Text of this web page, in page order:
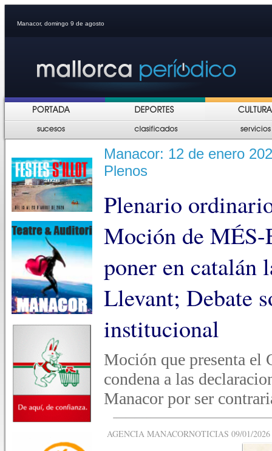
Manacor, domingo 9 de agosto
Manacor: 12 de enero
Plenos
Plenario
Moción de
poner en catalán
Llevant; Debate
institucional
Moción que presenta
condena a las
Manacor por ser
AGENCIA MANACORNOTICIAS 09/01/